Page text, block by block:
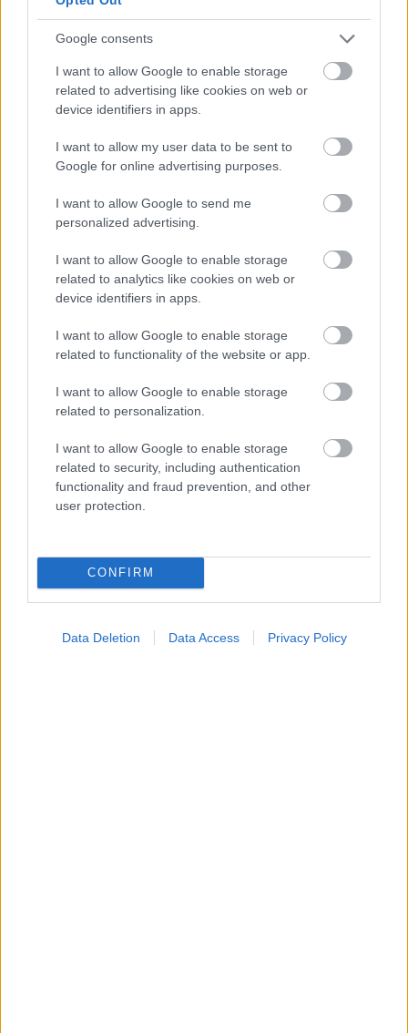
Google consents
I want to allow Google to enable storage
related to advertising like cookies on web or
device identifiers in apps.
I want to allow my user data to be sent to
Google for online advertising purposes.
I want to allow Google to send me
personalized advertising.
I want to allow Google to enable storage
related to analytics like cookies on web or
device identifiers in apps.
I want to allow Google to enable storage
related to functionality of the website or app.
I want to allow Google to enable storage
related to personalization.
I want to allow Google to enable storage
related to security, including authentication
functionality and fraud prevention, and other
user protection.
CONFIRM
Data Deletion Data Access Privacy Policy
Loading...
Προσθήκη Σχολίου
ΣΗΜΕΡΑ ΣΤΟ IATRONET.GR